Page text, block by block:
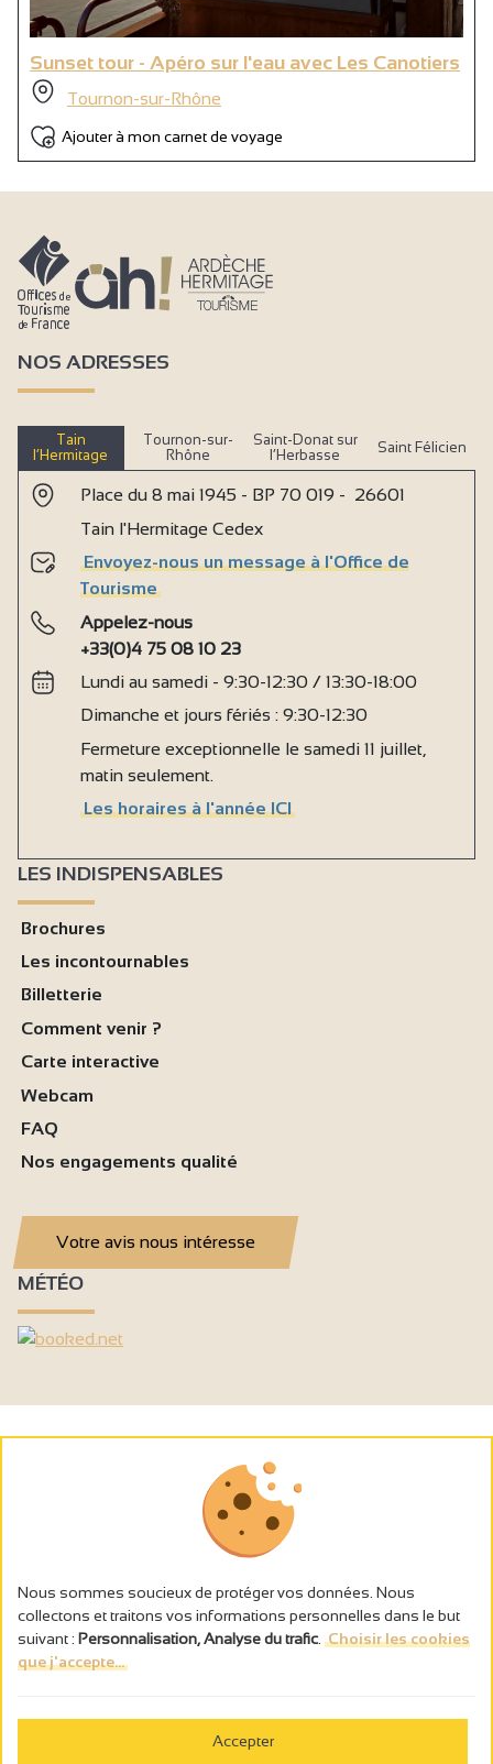
Sunset tour - Apéro sur l'eau avec Les Canotiers
Tournon-sur-Rhône
Ajouter à mon carnet de voyage
NOS ADRESSES
Tain
l’Hermitage
Tournon-sur-
Rhône
Saint-Donat sur
l’Herbasse
Saint Félicien
Place du 8 mai 1945 - BP 70 019 - 26601
Tain l'Hermitage Cedex
Envoyez-nous un message à l'Office de
Tourisme
Appelez-nous
+33(0)4 75 08 10 23
Lundi au samedi - 9:30-12:30 / 13:30-18:00
Dimanche et jours fériés : 9:30-12:30
Fermeture exceptionnelle le samedi 11 juillet,
matin seulement.
Les horaires à l'année ICI
LES INDISPENSABLES
Brochures
Les incontournables
Billetterie
Comment venir ?
Carte interactive
Webcam
FAQ
Nos engagements qualité
Votre avis nous intéresse
MÉTÉO
L’abus d’alcool est dangereux pour la santé, à consommer avec
Nous sommes soucieux de protéger vos données. Nous
collectons et traitons vos informations personnelles dans le but
suivant : Personnalisation, Analyse du trafic Choisir les cookies
que j'accepte...
Accepter